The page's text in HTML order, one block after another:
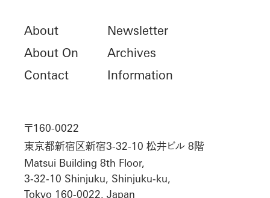
About
Newsletter
About On
Archives
Contact
Information
〒160-0022
東京都新宿区新宿3-32-10 松井ビル 8階
Matsui Building 8th Floor,
3‑32‑10 Shinjuku, Shinjuku‑ku,
Tokyo 160‑0022, Japan